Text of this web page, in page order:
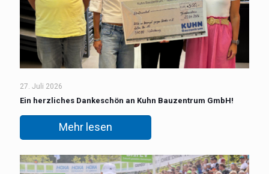
27. Juli 2026
Ein herzliches Dankeschön an Kuhn Bauzentrum GmbH!
Mehr lesen